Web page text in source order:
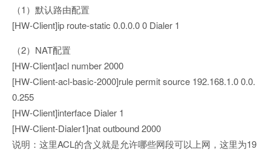
（1）默认路由配置
[HW-Client]ip route-static 0.0.0.0 0 Dialer 1
（2）NAT配置
[HW-Client]acl number 2000
[HW-Client-acl-basic-2000]rule permit source 192.168.1.0 0.0.
0.255
[HW-Client]interface Dialer 1
[HW-Client-Dialer1]nat outbound 2000
说明：这里ACL的含义就是允许哪些网段可以上网，这里为19